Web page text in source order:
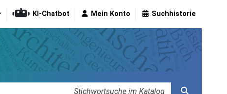
KI-Chatbot Mein Konto Suchhistorie